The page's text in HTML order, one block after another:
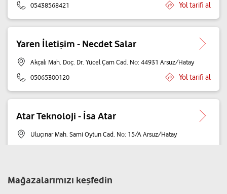
05438568421
Yol tarifi al
Yaren İletişim - Necdet Salar
Akçalı Mah. Doç. Dr. Yücel Çam Cad. No: 44931 Arsuz/Hatay
05065300120
Yol tarifi al
Atar Teknoloji - İsa Atar
Uluçınar Mah. Sami Oytun Cad. No: 15/A Arsuz/Hatay
Oğuz İnternt Kafe - Oğuz Kuzu
Mağazalarımızı keşfedin